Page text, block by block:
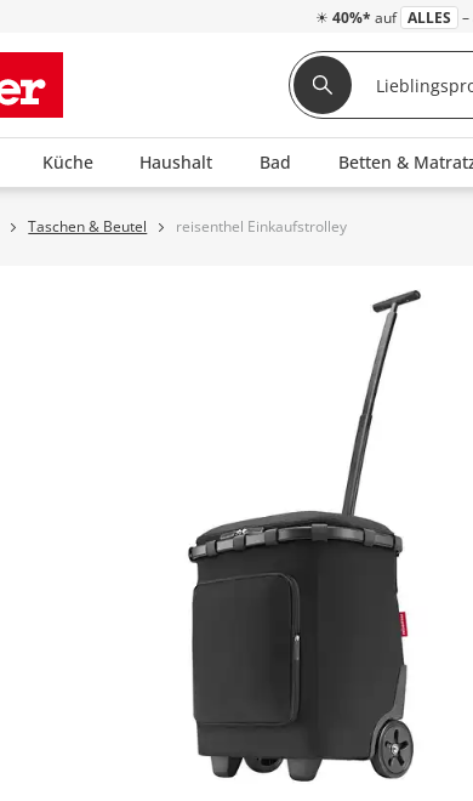
☀ 40%* auf ALLES
Küche Haushalt Bad Betten &
Taschen & Beutel reisenthel Einkaufstrolley